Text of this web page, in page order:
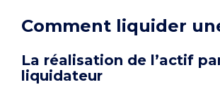
Comment liquider
La réalisation de l’actif
liquidateur